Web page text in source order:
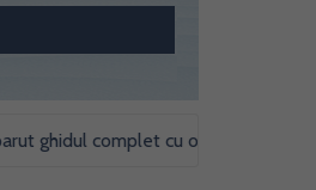
complet cu obligatii fiscale si